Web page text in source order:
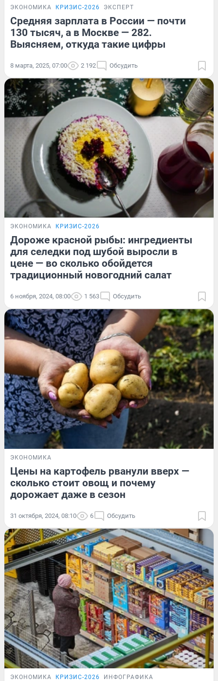
ЭКОНОМИКА КРИЗИС-2026 ЭКСПЕРТ
Средняя зарплата в России — почти
130 тысяч, а в Москве — 282.
Выясняем, откуда такие цифры
8 марта, 2025, 07:00 2 192 Обсудить
ЭКОНОМИКА КРИЗИС-2026
Дороже красной рыбы: ингредиенты
для селедки под шубой выросли в
цене — во сколько обойдется
традиционный новогодний салат
6 ноября, 2024, 08:00 1 563 Обсудить
ЭКОНОМИКА
Цены на картофель рванули вверх —
сколько стоит овощ и почему
дорожает даже в сезон
31 октября, 2024, 08:10 6 Обсудить
ЭКОНОМИКА КРИЗИС-2026 ИНФОГРАФИКА